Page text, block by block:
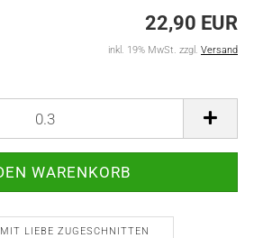
22,90 EUR
inkl. 19% MwSt. zzgl. Versand
MIT LIEBE ZUGESCHNITTEN